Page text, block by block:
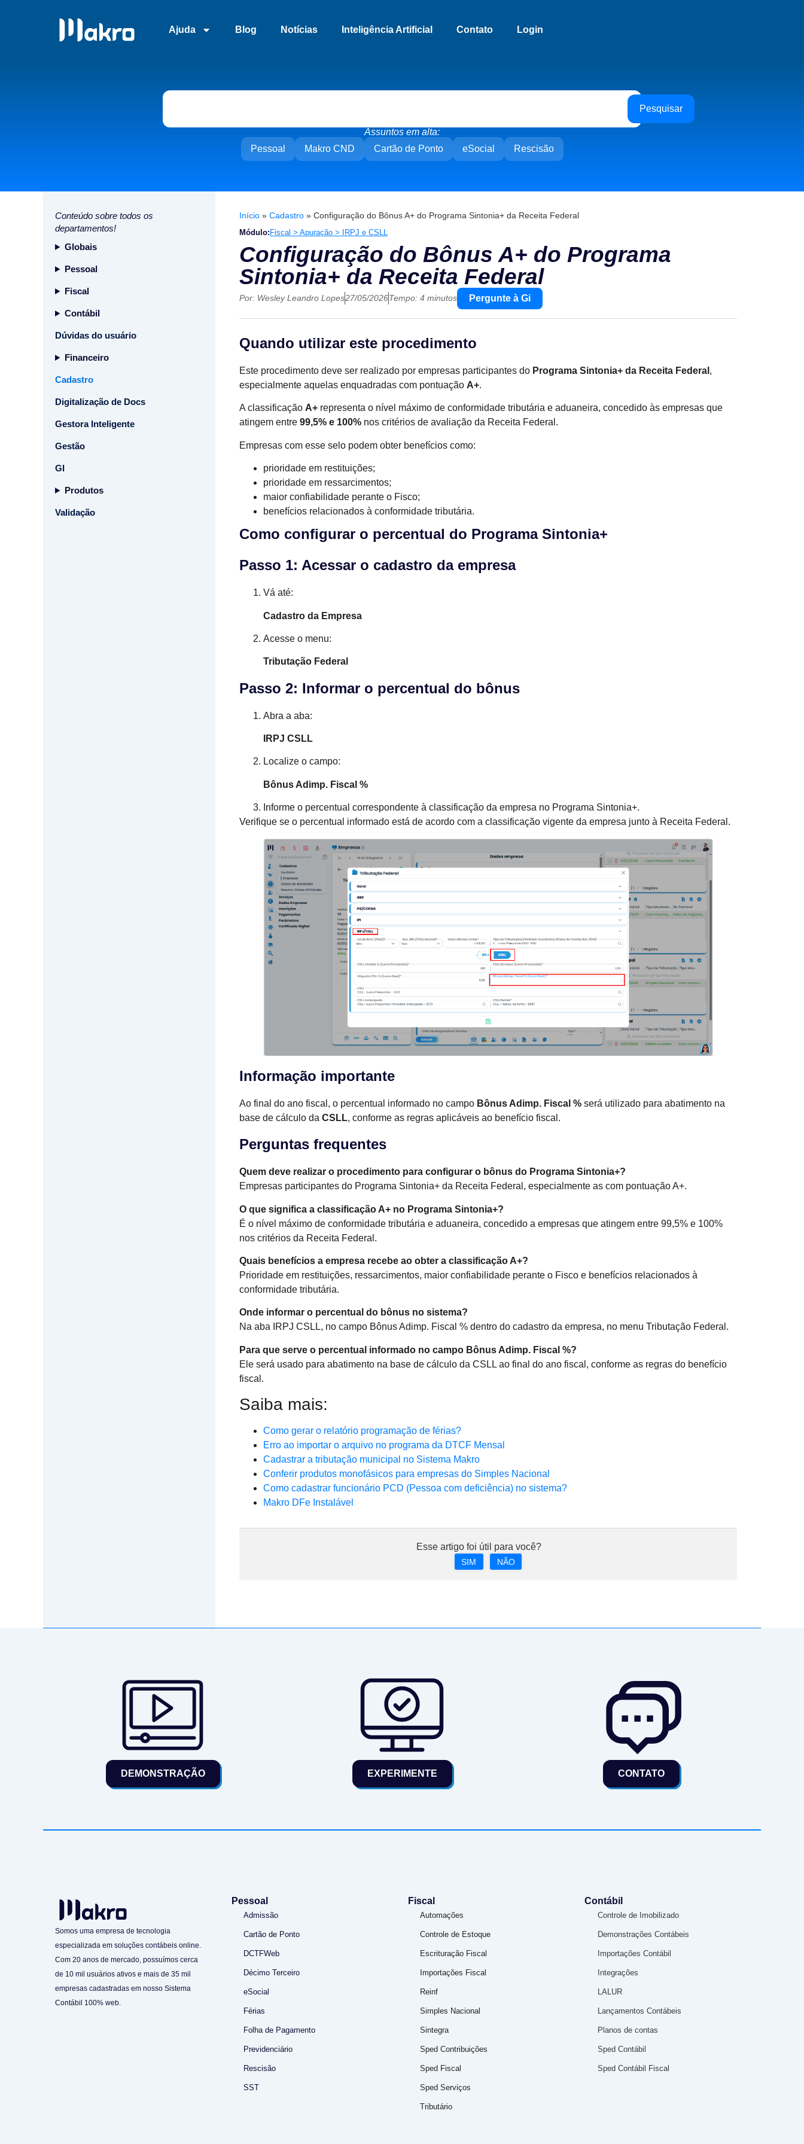
Ajuda Blog Notícias Inteligência Artificial Contato Login
Pesquisar
Assuntos em alta:
Pessoal
Makro CND Cartão de Ponto eSocial Rescisão
Conteúdo sobre todos os
departamentos!
Globais
Pessoal
Fiscal
Contábil
Dúvidas do usuário
Financeiro
Cadastro
Digitalização de Docs
Gestora Inteligente
Gestão
GI
Produtos
Validação
Início » Cadastro » Configuração do Bônus A+ do Programa Sintonia+ da Receita Federal
Módulo: Fiscal > Apuração > IRPJ e CSLL
Configuração do Bônus A+ do Programa
Sintonia+ da Receita Federal
Por: Wesley Leandro Lopes27/05/2026Tempo: 4 minutos Pergunte à Gi
Quando utilizar este procedimento
Este procedimento deve ser realizado por empresas participantes do Programa Sintonia+ da Receita Federal ,
especialmente aquelas enquadradas com pontuação A+.
A classificação A+ representa o nível máximo de conformidade tributária e aduaneira, concedido às empresas que
atingem entre 99,5% e 100% nos critérios de avaliação da Receita Federal.
Empresas com esse selo podem obter benefícios como:
prioridade em restituições;
prioridade em ressarcimentos;
maior confiabilidade perante o Fisco;
benefícios relacionados à conformidade tributária.
Como configurar o percentual do Programa Sintonia+
Passo 1: Acessar o cadastro da empresa
Vá até:
Cadastro da Empresa
Acesse o menu:
Tributação Federal
Passo 2: Informar o percentual do bônus
Abra a aba:
IRPJ CSLL
Localize o campo:
Bônus Adimp. Fiscal %
Informe o percentual correspondente à classificação da empresa no Programa Sintonia+.
Verifique se o percentual informado está de acordo com a classificação vigente da empresa junto à Receita Federal.
Informação importante
Ao final do ano fiscal, o percentual informado no campo Bônus Adimp. Fiscal % será utilizado para abatimento na
base de cálculo da CSLL, conforme as regras aplicáveis ao benefício fiscal.
Perguntas frequentes
Quem deve realizar o procedimento para configurar o bônus do Programa Sintonia+?
Empresas participantes do Programa Sintonia+ da Receita Federal, especialmente as com pontuação A+.
O que significa a classificação A+ no Programa Sintonia+?
É o nível máximo de conformidade tributária e aduaneira, concedido a empresas que atingem entre 99,5% e 100%
nos critérios da Receita Federal.
Quais benefícios a empresa recebe ao obter a classificação A+?
Prioridade em restituições, ressarcimentos, maior confiabilidade perante o Fisco e benefícios relacionados à
conformidade tributária.
Onde informar o percentual do bônus no sistema?
Na aba IRPJ CSLL, no campo Bônus Adimp. Fiscal % dentro do cadastro da empresa, no menu Tributação Federal.
Para que serve o percentual informado no campo Bônus Adimp. Fiscal %?
Ele será usado para abatimento na base de cálculo da CSLL ao final do ano fiscal, conforme as regras do benefício
fiscal.
Saiba mais:
Como gerar o relatório programação de férias?
Erro ao importar o arquivo no programa da DTCF Mensal
Cadastrar a tributação municipal no Sistema Makro
Conferir produtos monofásicos para empresas do Simples Nacional
Como cadastrar funcionário PCD (Pessoa com deficiência) no sistema?
Makro DFe Instalável
Esse artigo foi útil para você?
SIM NÃO
DEMONSTRAÇÃO EXPERIMENTE CONTATO
Somos uma empresa de tecnologia
especializada em soluções contábeis online.
Com 20 anos de mercado, possuímos cerca
de 10 mil usuários ativos e mais de 35 mil
empresas cadastradas em nosso Sistema
Contábil 100% web.
Pessoal
Admissão
Cartão de Ponto
DCTFWeb
Décimo Terceiro
eSocial
Férias
Folha de Pagamento
Previdenciário
Rescisão
SST
Fiscal
Automações
Controle de Estoque
Escrituração Fiscal
Importações Fiscal
Reinf
Simples Nacional
Sintegra
Sped Contribuições
Sped Fiscal
Sped Serviços
Tributário
Contábil
Controle de Imobilizado
Demonstrações Contábeis
Importações Contábil
Integrações
LALUR
Lançamentos Contábeis
Planos de contas
Sped Contábil
Sped Contábil Fiscal